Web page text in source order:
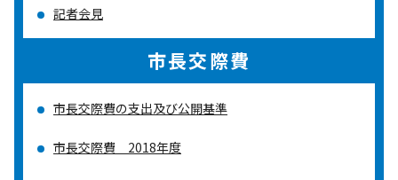
記者会見
市長交際費
市長交際費の支出及び公開基準
市長交際費 2018年度